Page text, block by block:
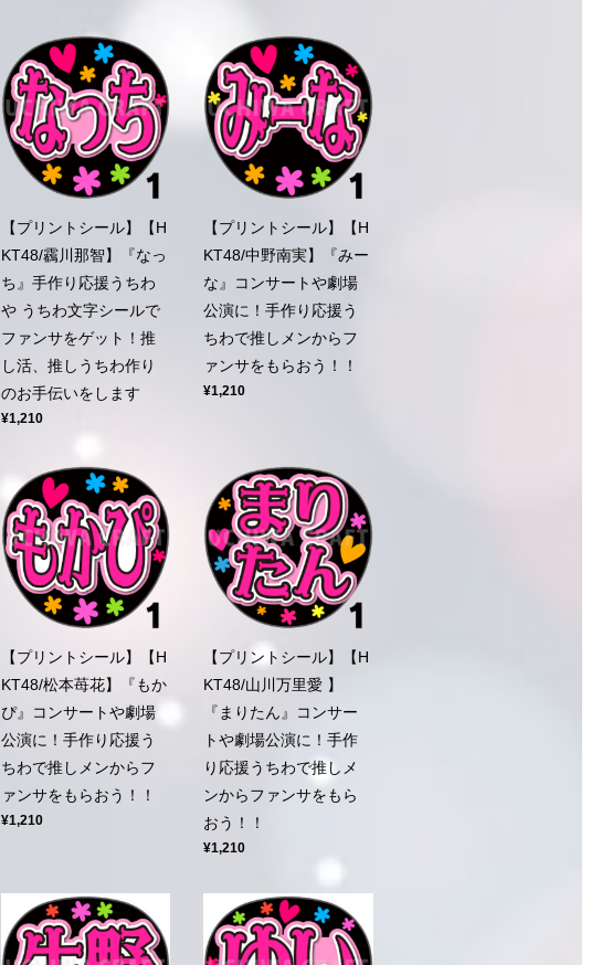
【プリントシール】【H
KT48/靏川那智】『なっ
ち』手作り応援うちわ
や うちわ文字シールで
ファンサをゲット！推
し活、推しうちわ作り
のお手伝いをします
¥1,210
【プリントシール】【H
KT48/中野南実】『みー
な』コンサートや劇場
公演に！手作り応援う
ちわで推しメンからフ
ァンサをもらおう！！
¥1,210
【プリントシール】【H
KT48/松本苺花】『もか
ぴ』コンサートや劇場
公演に！手作り応援う
ちわで推しメンからフ
ァンサをもらおう！！
¥1,210
【プリントシール】【H
KT48/山川万里愛 】
『まりたん』コンサー
トや劇場公演に！手作
り応援うちわで推しメ
ンからファンサをもら
おう！！
¥1,210